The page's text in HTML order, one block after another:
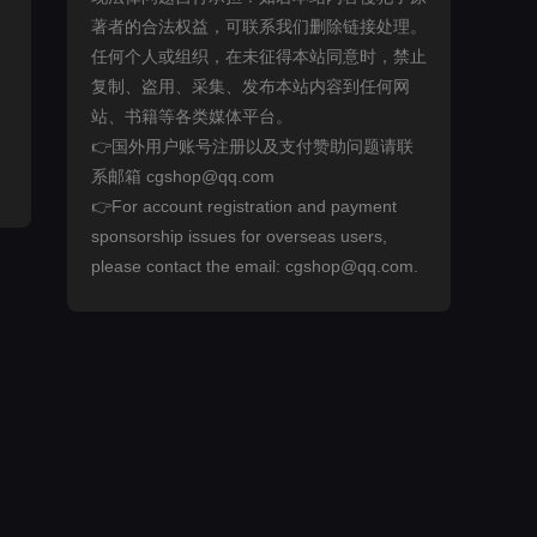
著者的合法权益，可联系我们删除链接处理。
任何个人或组织，在未征得本站同意时，禁止
复制、盗用、采集、发布本站内容到任何网
站、书籍等各类媒体平台。
👉国外用户账号注册以及支付赞助问题请联
系邮箱 cgshop@qq.com
👉For account registration and payment
sponsorship issues for overseas users,
please contact the email: cgshop@qq.com.